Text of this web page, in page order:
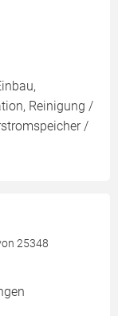
Reinigung /
/
25348